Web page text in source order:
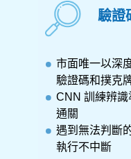
市面唯一以深
CNN 訓練辨識
通關
遇到無法判斷
執行不中斷